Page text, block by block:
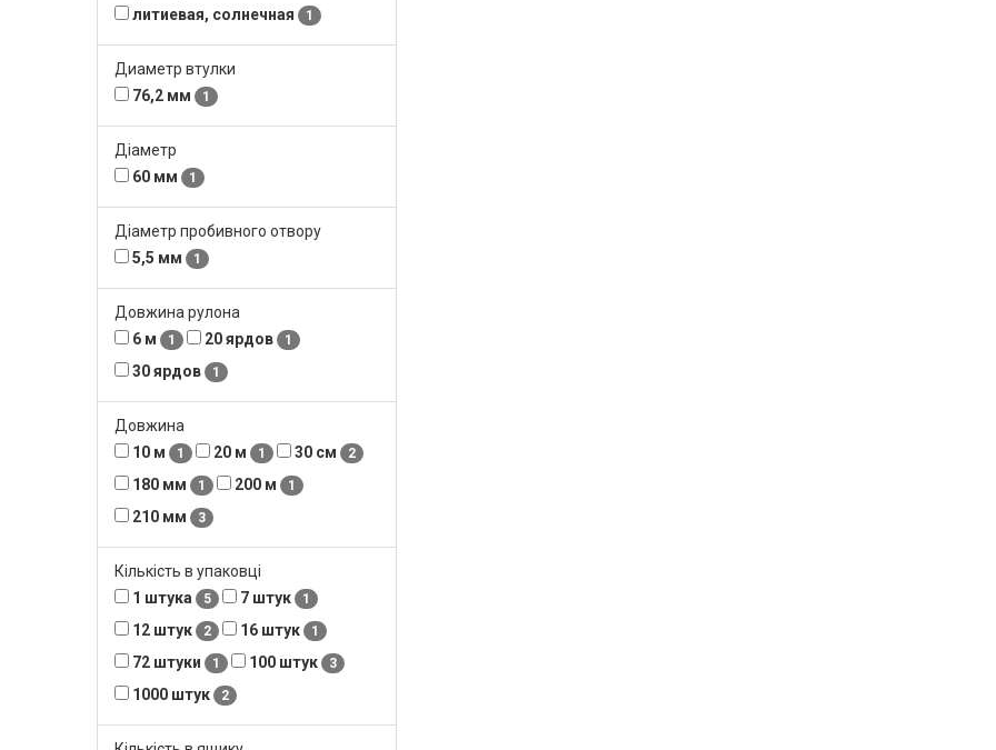
литиевая, солнечная
1
Диаметр втулки
76,2 мм
1
Діаметр
60 мм
1
Діаметр пробивного отвору
5,5 мм
1
Довжина рулона
6 м
1 20 ярдов 1
30 ярдов 1
Довжина
10 м
1 20 м 1 30 см 2
180 мм 1 200 м 1
210 мм 3
Кількість в упаковці
1 штука
5 7 штук 1
12 штук 2 16 штук 1
72 штуки 1 100 штук 3
1000 штук 2